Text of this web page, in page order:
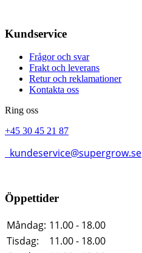
Kundservice
Frågor och svar
Frakt och leverans
Retur och reklamationer
Kontakta oss
Ring oss
+45 30 45 21 87
kundeservice@supergrow.se
Öppettider
Måndag: 11.00 - 18.00
Tisdag:
11.00 - 18.00